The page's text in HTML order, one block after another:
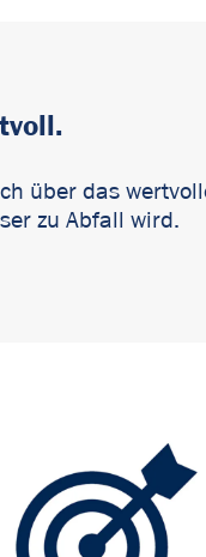
über das
zu Abfall wird.